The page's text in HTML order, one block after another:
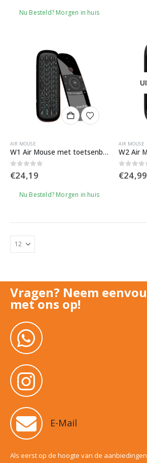
Nu Besteld? Morgen in huis
AIR MOUSE
W1 Air Mouse met toetsenbord
0out of 5
€24,19
Nu Besteld? Morgen in huis
AIR MOUSE
0out of 5
€24,99
Vragen? Neem
met ons op!
E-Mail
Als eerst op de hoogte van de